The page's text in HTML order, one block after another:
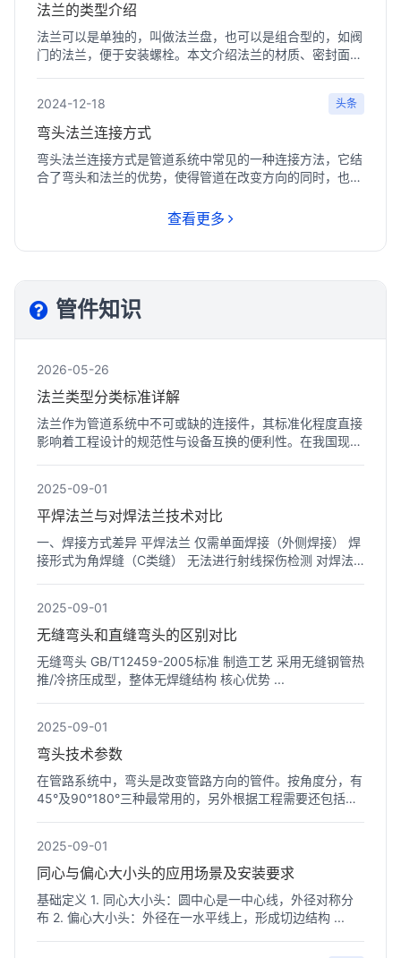
法兰的类型介绍
法兰可以是单独的，叫做法兰盘，也可以是组合型的，如阀
门的法兰，便于安装螺栓。本文介绍法兰的材质、密封面形
2024-12-18 头条
弯头法兰连接方式
弯头法兰连接方式是管道系统中常见的一种连接方法，它结
合了弯头和法兰的优势，使得管道在改变方向的同时，也能
查看更多
管件知识
2026-05-26
法兰类型分类标准详解
法兰作为管道系统中不可或缺的连接件，其标准化程度直接
影响着工程设计的规范性与设备互换的便利性。在我国现行
2025-09-01
平焊法兰与对焊法兰技术对比
一、焊接方式差异 平焊法兰 仅需单面焊接（外侧焊接） 焊
接形式为角焊缝（C类缝） 无法进行射线探伤检测 对焊法
2025-09-01
无缝弯头和直缝弯头的区别对比
无缝弯头 GB/T12459-2005标准 制造工艺 采用无缝钢管热
推/冷挤压成型，整体无焊缝结构 核心优势 ...
2025-09-01
弯头技术参数
在管路系统中，弯头是改变管路方向的管件。按角度分，有
45°及90°180°三种最常用的，另外根据工程需要还包括
2025-09-01
同心与偏心大小头的应用场景及安装要求
基础定义 1. 同心大小头：圆中心是一中心线，外径对称分
布 2. 偏心大小头：外径在一水平线上，形成切边结构 ...